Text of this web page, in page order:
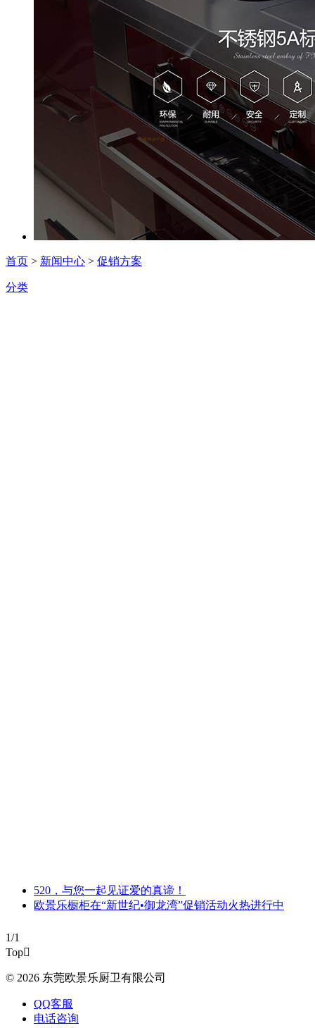
首页 > 新闻中心 > 促销方案
分类
520，与您一起见证爱的真谛！
欧景乐橱柜在“新世纪•御龙湾”促销活动火热进行中
1/1
Top
© 2026 东莞欧景乐厨卫有限公司
QQ客服
电话咨询